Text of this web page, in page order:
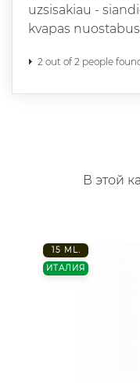
uzsisakiau -
kvapas
2 out of 2 people
В этой
15 ML.
ИТАЛИЯ